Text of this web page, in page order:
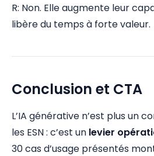
R: Non. Elle augmente leur
libère du temps à forte valeur.
Conclusion et CTA
L’IA générative n’est plus un
les ESN : c’est un levier
30 cas d’usage présentés